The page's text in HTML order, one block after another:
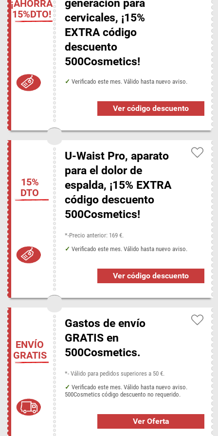
¡AHORRA
15%DTO!
generación para
cervicales, ¡15%
EXTRA código
descuento
500Cosmetics!
Verificado este mes. Válido hasta nuevo aviso.
Ver código descuento
15%
DTO
U-Waist Pro, aparato
para el dolor de
espalda, ¡15% EXTRA
código descuento
500Cosmetics!
*-Precio anterior: 169 €.
Verificado este mes. Válido hasta nuevo aviso.
Ver código descuento
ENVÍO
GRATIS
Gastos de envío
GRATIS en
500Cosmetics.
*- Válido para pedidos superiores a 50 €.
Verificado este mes. Válido hasta nuevo aviso.
500Cosmetics código descuento no requerido.
Ver Oferta